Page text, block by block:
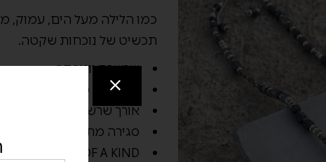
כמו הלילה מעל הים, עמוק,
תכשיט של נוכחות שקטה.
שרשרת יוניסקס
חומרים: כסף 925 | לברדורייט | המטייט | פיריט | ספיר כחול
אורך שרשרת: 55ס"מ
סגירה מתכווננת
ONE OF A KIND